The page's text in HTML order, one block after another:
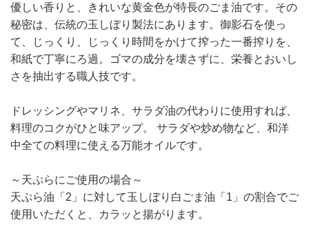
優しい香りと、きれいな黄金色が特長のごま油です。その
秘密は、伝統の玉しぼり製法にあります。御影石を使っ
て、じっくり、じっくり時間をかけて搾った一番搾りを、
和紙で丁寧にろ過。ゴマの成分を壊さずに、栄養とおいし
さを抽出する職人技です。
ドレッシングやマリネ、サラダ油の代わりに使用すれば、
料理のコクがひと味アップ。 サラダや炒め物など、和洋
中全ての料理に使える万能オイルです。
～天ぷらにご使用の場合～
天ぷら油「2」に対して玉しぼり白ごま油「1」の割合でご
使用いただくと、カラッと揚がります。